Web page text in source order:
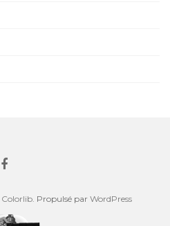
Colorlib . Propulsé par WordPress